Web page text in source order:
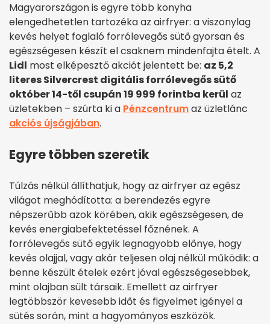
Magyarországon is egyre több konyha
elengedhetetlen tartozéka az airfryer: a viszonylag
kevés helyet foglaló forrólevegős sütő gyorsan és
egészségesen készít el csaknem mindenfajta ételt. A
Lidl most elképesztő akciót jelentett be: az 5,2
literes Silvercrest digitális forrólevegős sütő
október 14-től csupán 19 999 forintba kerül az
üzletekben – szúrta ki a Pénzcentrumaz üzletlánc
akciós újságjában.
Egyre többen szeretik
Túlzás nélkül állíthatjuk, hogy az airfryer az egész
világot meghódította: a berendezés egyre
népszerűbb azok körében, akik egészségesen, de
kevés energiabefektetéssel főznének. A
forrólevegős sütő egyik legnagyobb előnye, hogy
kevés olajjal, vagy akár teljesen olaj nélkül működik: a
benne készült ételek ezért jóval egészségesebbek,
mint olajban sült társaik. Emellett az airfryer
legtöbbször kevesebb időt és figyelmet igényel a
sütés során, mint a hagyományos eszközök.